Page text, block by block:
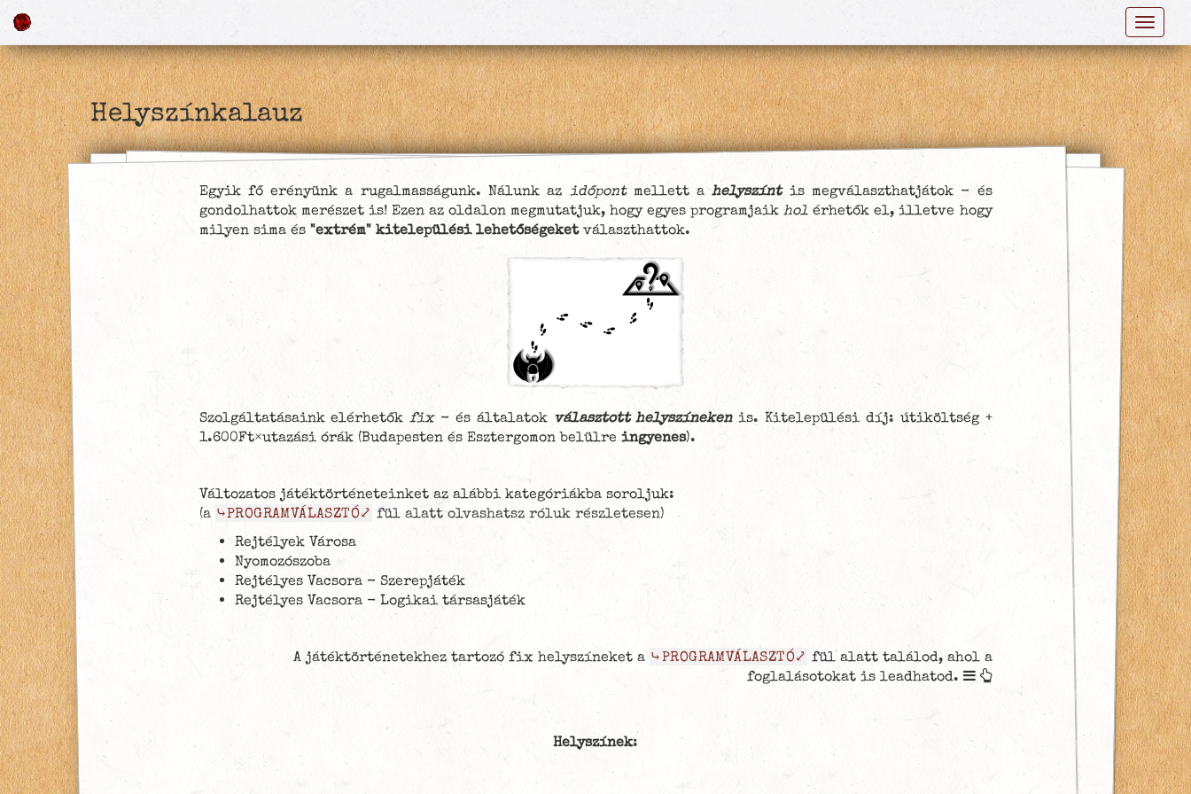
Helyszínkalauz
Egyik fő erényünk a rugalmasságunk. Nálunk az időpont mellett ahelyszínt is megválaszthatjátok - és
gondolhattok merészet is! Ezen az oldalon megmutatjuk, hogy egyes programjaikhol érhetők el, illetve hogy
milyen sima és "extrém" kitelepülési lehetőségeketválaszthattok.
Szolgáltatásaink elérhetőkfix- és általatok választott helyszínekenis. Kitelepülési díj: útiköltség +
1.600Ft×utazási órák (Budapesten és Esztergomon belülreingyenes).
Változatos játéktörténeteinket az alábbi kategóriákba soroljuk:
(a ⤷PROGRAMVÁLASZTÓ⤦ fül alatt olvashatsz róluk részletesen)
Rejtélyek Városa
Nyomozószoba
Rejtélyes Vacsora - Szerepjáték
Rejtélyes Vacsora - Logikai társasjáték
A játéktörténetekhez tartozó fix helyszíneket a ⤷PROGRAMVÁLASZTÓ⤦ fül alatt találod, ahol a
foglalásotokat is leadhatod.
Helyszínek: